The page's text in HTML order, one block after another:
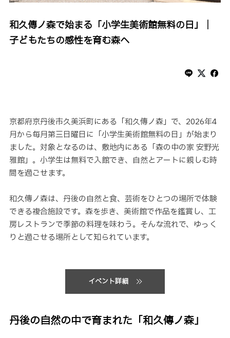
和久傳ノ森で始まる「小学生美術館無料の日」｜
子どもたちの感性を育む森へ
京都府京丹後市久美浜町にある「和久傳ノ森」で、2026年4
月から毎月第三日曜日に「小学生美術館無料の日」が始まり
ました。対象となるのは、敷地内にある「森の中の家 安野光
雅館」。小学生は無料で入館でき、自然とアートに親しむ時
間を過ごせます。
和久傳ノ森は、丹後の自然と食、芸術をひとつの場所で体験
できる複合施設です。森を歩き、美術館で作品を鑑賞し、工
房レストランで季節の料理を味わう。そんな流れで、ゆっく
りと過ごせる場所として知られています。
イベント詳細
丹後の自然の中で育まれた「和久傳ノ森」